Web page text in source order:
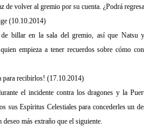
de volver al gremio por su cuenta. ¿Podrá
(10.10.2014)
de billar en la sala del gremio, así que Natsu
empieza a tener recuerdos sobre cómo
para recibirlos! (17.10.2014)
el incidente contra los dragones y la
sus Espíritus Celestiales para concederles un
más extraño que el siguiente.